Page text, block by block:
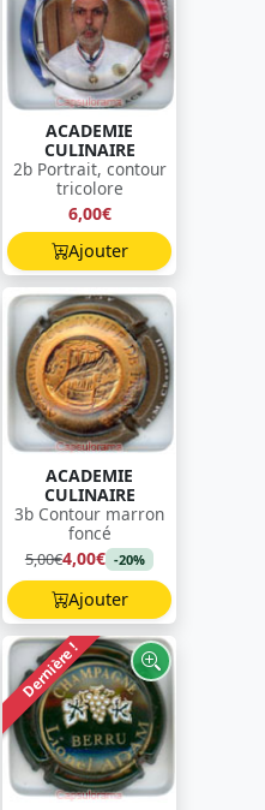
ACADEMIE
CULINAIRE
2b Portrait, contour
tricolore
6,00€
Ajouter
ACADEMIE
CULINAIRE
3b Contour marron
foncé
5,00€4,00€ -20%
Ajouter
Dernière !